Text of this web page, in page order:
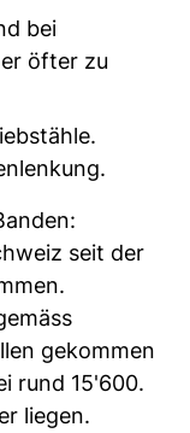
bei
öfter zu
seit der
gekommen
rund 15'600.
liegen.